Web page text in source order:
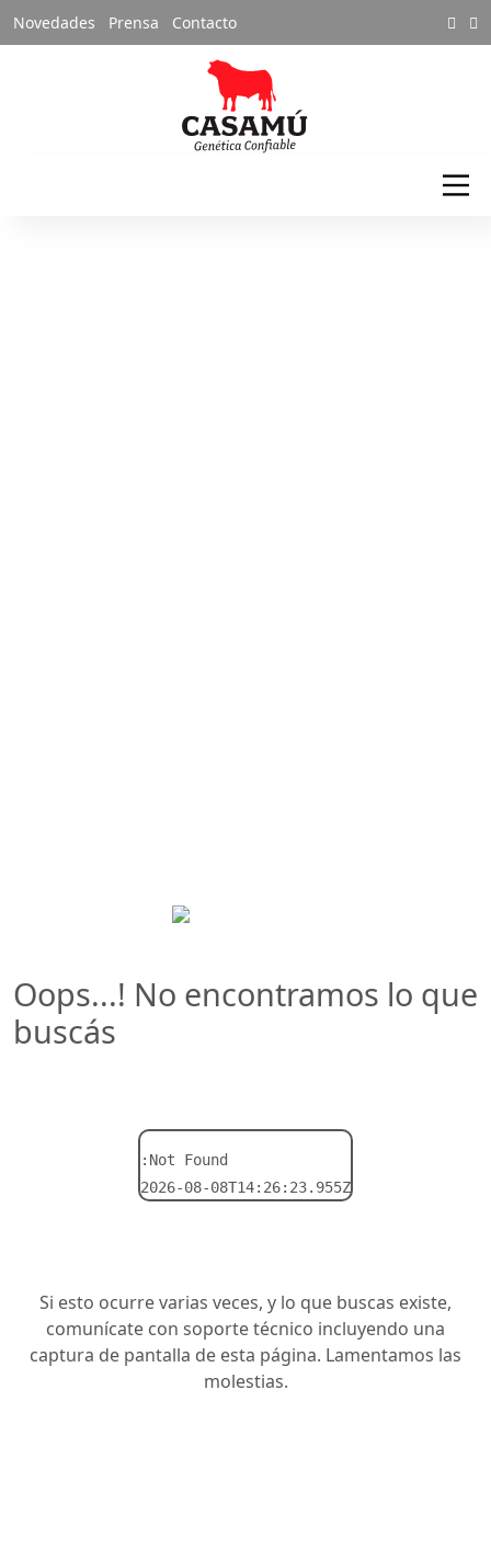
Novedades Prensa Contacto
Oops...! No encontramos lo que
buscás
:Not Found
2026-08-08T14:26:23.955Z
Si esto ocurre varias veces, y lo que buscas existe,
comunícate con soporte técnico incluyendo una
captura de pantalla de esta página. Lamentamos las
molestias.